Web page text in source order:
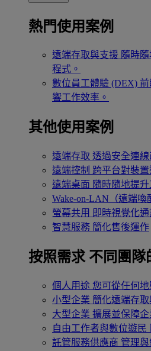
熱門使用案例
遠端存取與支援 隨時
程式。
數位員工體驗 (DEX)
響工作效率。
其他使用案例
遠端存取 透過安全連
遠端控制 跨平台對裝置
遠端桌面 隨時隨地提
Wake-on-LAN（遠端喚
螢幕共用 即時視覺化
智慧服務 簡化售後運作
按照需求 不同團隊
個人用途 您可從任何
小型企業 簡化遠端存
大型企業 擴展並保障
自由工作者與數位遊民
託管服務供應商 管理